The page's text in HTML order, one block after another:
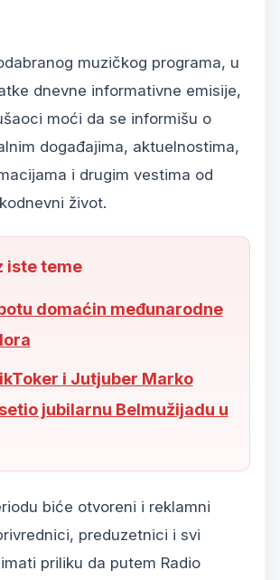
muzičkog programa, u
dnevne informativne emisije,
moći da se informišu o
događajima, aktuelnostima,
i drugim vestima od
život.
iste teme
domaćin međunarodne
i Jutjuber Marko
jubilarnu Belmužijadu u
biće otvoreni i reklamni
preduzetnici i svi
priliku da putem Radio